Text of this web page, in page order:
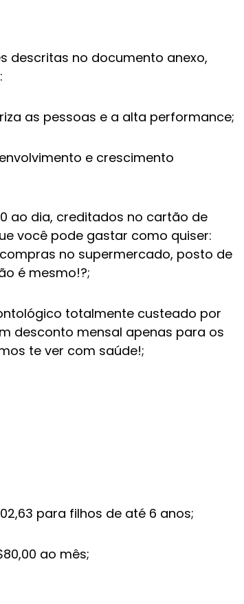
descritas no documento anexo,
as pessoas e a alta performance;
e crescimento
ao dia, creditados no cartão de
você pode gastar como quiser:
no supermercado, posto de
é mesmo!?;
totalmente custeado por
desconto mensal apenas para os
te ver com saúde!;
para filhos de até 6 anos;
ao mês;